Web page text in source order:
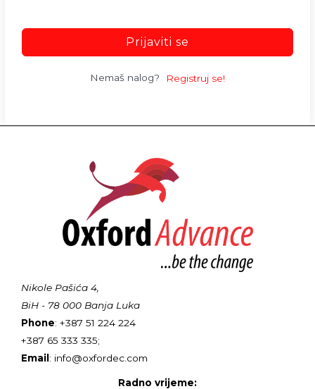
Prijaviti se
Nemaš nalog? Registruj se!
Nikole Pašića 4,
BiH - 78 000 Banja Luka
Phone: +387 51 224 224
+387 65 333 335;
Email: info@oxfordec.com
Radno vrijeme: